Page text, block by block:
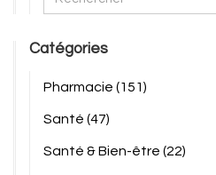
Catégories
Pharmacie (151)
Santé (47)
Santé & Bien-être (22)